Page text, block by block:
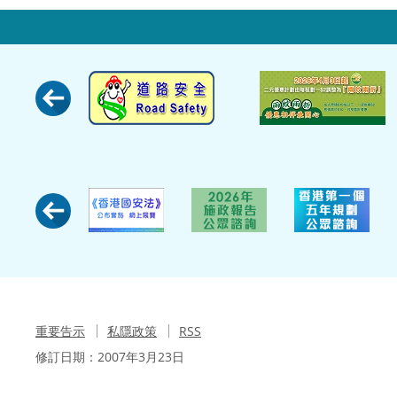
重要告示 私隱政策
RSS
修訂日期： 2007年3月23日